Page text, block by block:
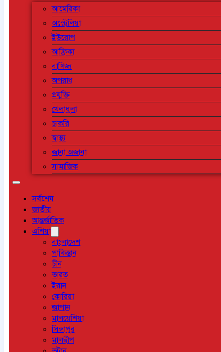
আমেরিকা
অস্ট্রেলিয়া
ইউরোপ
আফ্রিকা
বাণিজ্য
অপরাধ
প্রযুক্তি
খেলাধুলা
চাকরি
স্বাস্থ্য
জানা অজানা
সামাজিক
সর্বশেষ
জাতীয়
আন্তর্জাতিক
এশিয়া
বাংলাদেশ
পাকিস্তান
চীন
ভারত
ইরান
কোরিয়া
জাপান
মালয়েশিয়া
সিঙ্গাপুর
মালদ্বীপ